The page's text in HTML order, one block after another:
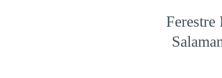
Ferestre